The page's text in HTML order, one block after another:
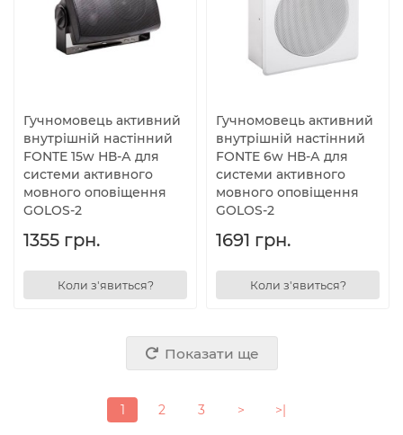
Гучномовець активний
внутрішній настінний
FONTE 15w НВ-А для
системи активного
мовного оповіщення
GOLOS-2
1355 грн.
Коли з'явиться?
Гучномовець активний
внутрішній настінний
FONTE 6w НВ-А для
системи активного
мовного оповіщення
GOLOS-2
1691 грн.
Коли з'явиться?
Показати ще
1 2 3 > >|